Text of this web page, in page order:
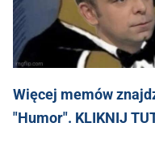
Więcej memów
"Humor". KLIKNIJ